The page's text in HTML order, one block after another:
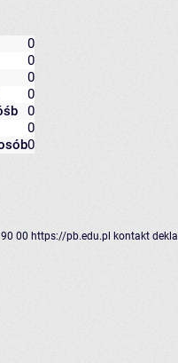
0
0
0
0
0
0
0
00 https://pb.edu.pl kontakt